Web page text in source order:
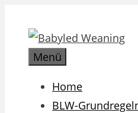
Inhalt
springenMenü
Home
BLW-